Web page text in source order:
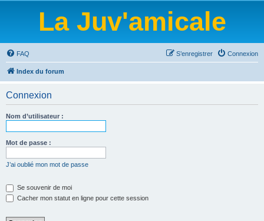
La Juv'amicale
FAQ Connexion
S’enregistrer
Index du forum
Connexion
Nom d’utilisateur :
Mot de passe :
J’ai oublié mon mot de passe
Se souvenir de moi
Cacher mon statut en ligne pour cette session